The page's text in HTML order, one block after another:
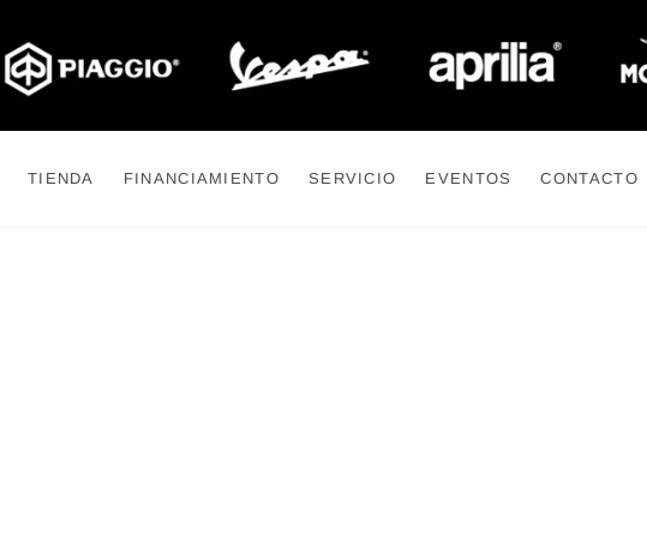
TIENDA FINANCIAMIENTO SERVICIO EVENTOS CONTACTO